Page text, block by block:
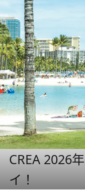
CREA 2026
イ！